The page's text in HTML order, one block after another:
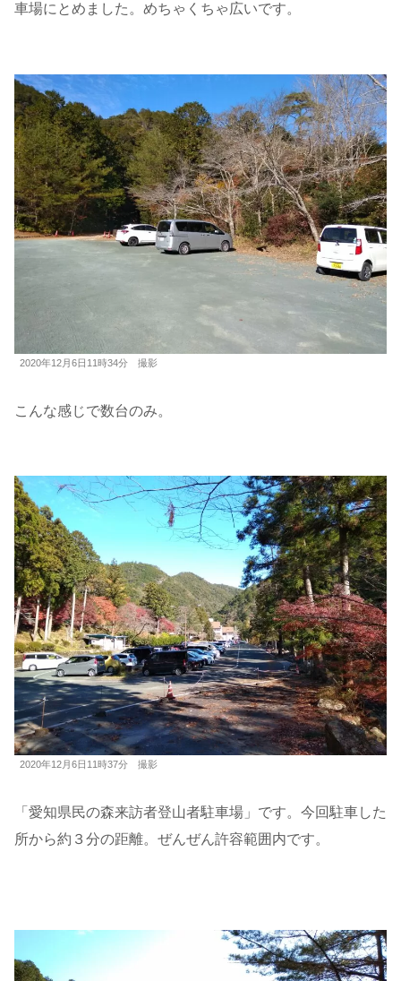
車場にとめました。めちゃくちゃ広いです。
2020年12月6日11時34分 撮影
こんな感じで数台のみ。
2020年12月6日11時37分 撮影
「愛知県民の森来訪者登山者駐車場」です。今回駐車した
所から約３分の距離。ぜんぜん許容範囲内です。